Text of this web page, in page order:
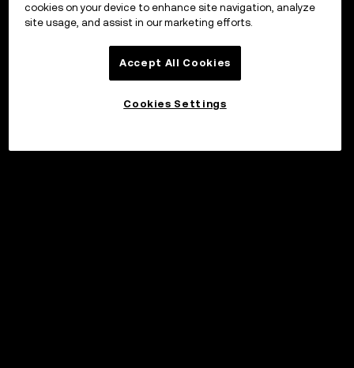
cookies on your device to enhance site navigation, analyze
site usage, and assist in our marketing efforts.
Accept All Cookies
Cookies Settings